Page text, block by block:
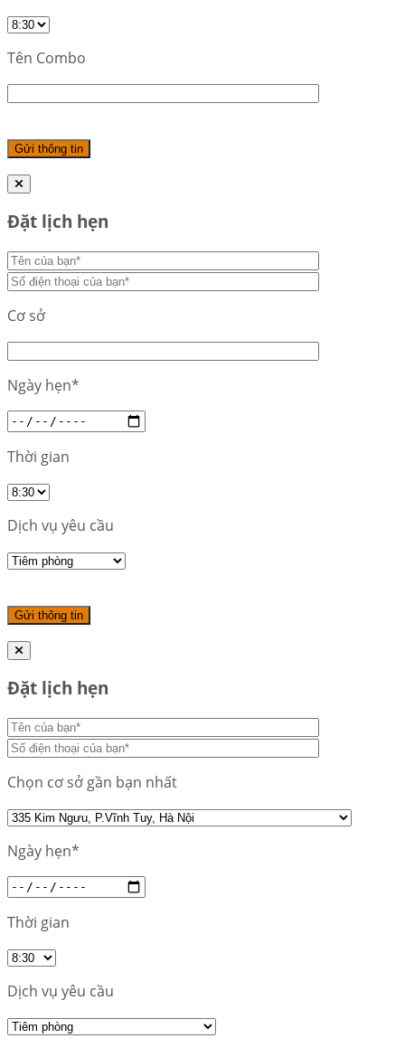
Tên Combo
Đặt lịch hẹn
Cơ sở
Ngày hẹn*
Thời gian
Dịch vụ yêu cầu
Đặt lịch hẹn
Chọn cơ sở gần bạn nhất
Ngày hẹn*
Thời gian
Dịch vụ yêu cầu